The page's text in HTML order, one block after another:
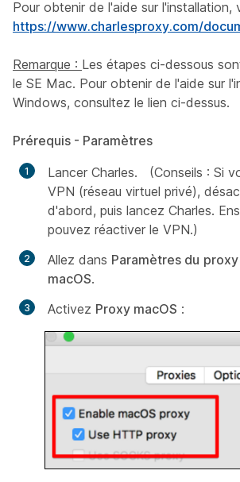
Pour obtenir de l'aide sur l'installation,
https://www.charlesproxy.com/
Remarque : Les étapes ci-dessous
le SE Mac. Pour obtenir de l'aide sur
Windows, consultez le lien ci-dessus.
Prérequis - Paramètres
Lancer Charles. (Conseils : Si
VPN (réseau virtuel privé),
d'abord, puis lancez Charles.
pouvez réactiver le VPN.)
Allez dans Paramètres du
macOS.
Activez Proxy macOS :